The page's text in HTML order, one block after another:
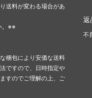
送料が変わる場合があ
。※※
梱包により安価な送料
ですので、日時指定や
すのでご理解の上、ご
返
不